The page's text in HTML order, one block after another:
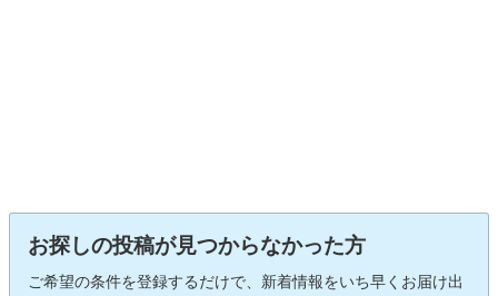
お探しの投稿が見つからなかった方
ご希望の条件を登録するだけで、新着情報をいち早くお届け出